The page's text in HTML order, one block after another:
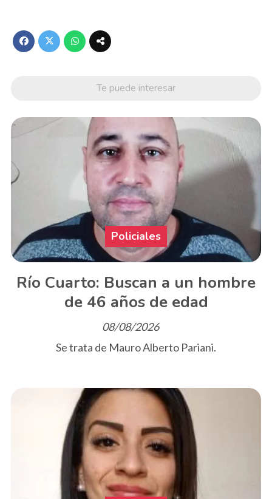
Te puede interesar
Río Cuarto: Buscan a un hombre
de 46 años de edad
Policiales
08/08/2026
Se trata de Mauro Alberto Pariani.